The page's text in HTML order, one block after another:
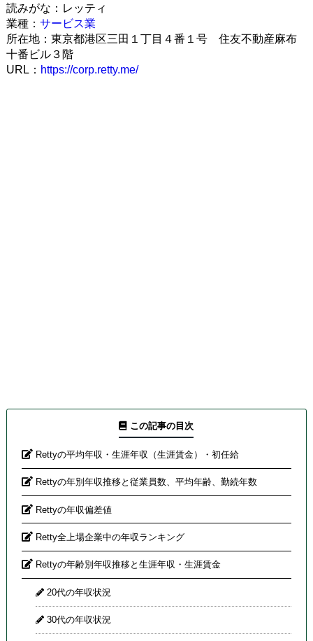
読みがな：レッティ
業種： サービス業
所在地：東京都港区三田１丁目４番１号 住友不動産麻布
十番ビル３階
URL： https://corp.retty.me/
この記事の目次
Rettyの平均年収・生涯年収（生涯賃金）・初任給
Rettyの年別年収推移と従業員数、平均年齢、勤続年数
Rettyの年収偏差値
Retty全上場企業中の年収ランキング
Rettyの年齢別年収推移と生涯年収・生涯賃金
20代の年収状況
30代の年収状況